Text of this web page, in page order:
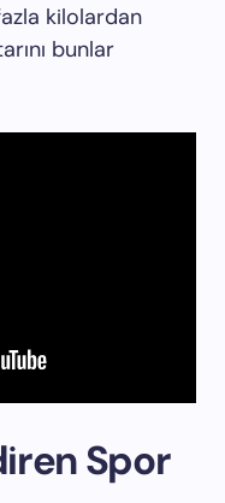
kilolardan
bunlar
Spor